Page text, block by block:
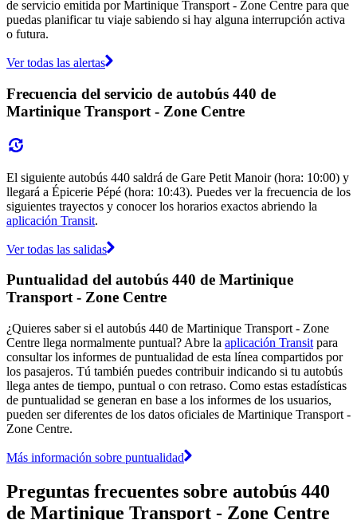
de servicio emitida por Martinique Transport - Zone Centre para que
puedas planificar tu viaje sabiendo si hay alguna interrupción activa
o futura.
Ver todas las alertas
Frecuencia del servicio de autobús 440 de
Martinique Transport - Zone Centre
El siguiente autobús 440 saldrá de Gare Petit Manoir (hora: 10:00) y
llegará a Épicerie Pépé (hora: 10:43). Puedes ver la frecuencia de los
siguientes trayectos y conocer los horarios exactos abriendo la
aplicación Transit.
Ver todas las salidas
Puntualidad del autobús 440 de Martinique
Transport - Zone Centre
¿Quieres saber si el autobús 440 de Martinique Transport - Zone
Centre llega normalmente puntual? Abre la aplicación Transit para
consultar los informes de puntualidad de esta línea compartidos por
los pasajeros. Tú también puedes contribuir indicando si tu autobús
llega antes de tiempo, puntual o con retraso. Como estas estadísticas
de puntualidad se generan en base a los informes de los usuarios,
pueden ser diferentes de los datos oficiales de Martinique Transport -
Zone Centre.
Más información sobre puntualidad
Preguntas frecuentes sobre autobús 440
de Martinique Transport - Zone Centre